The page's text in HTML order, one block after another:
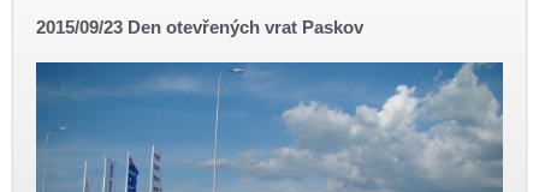
2015/09/23 Den otevřených vrat Paskov